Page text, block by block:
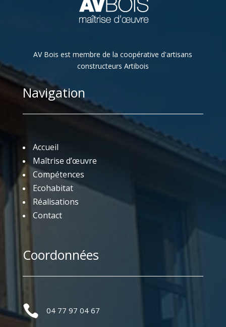
AV Bois est membre de la coopérative d'artisans
constructeurs Artibois
Navigation
Accueil
Maîtrise d’œuvre
Compétences
Ecohabitat
Réalisations
Contact
Coordonnées
 04 77 97 04 67